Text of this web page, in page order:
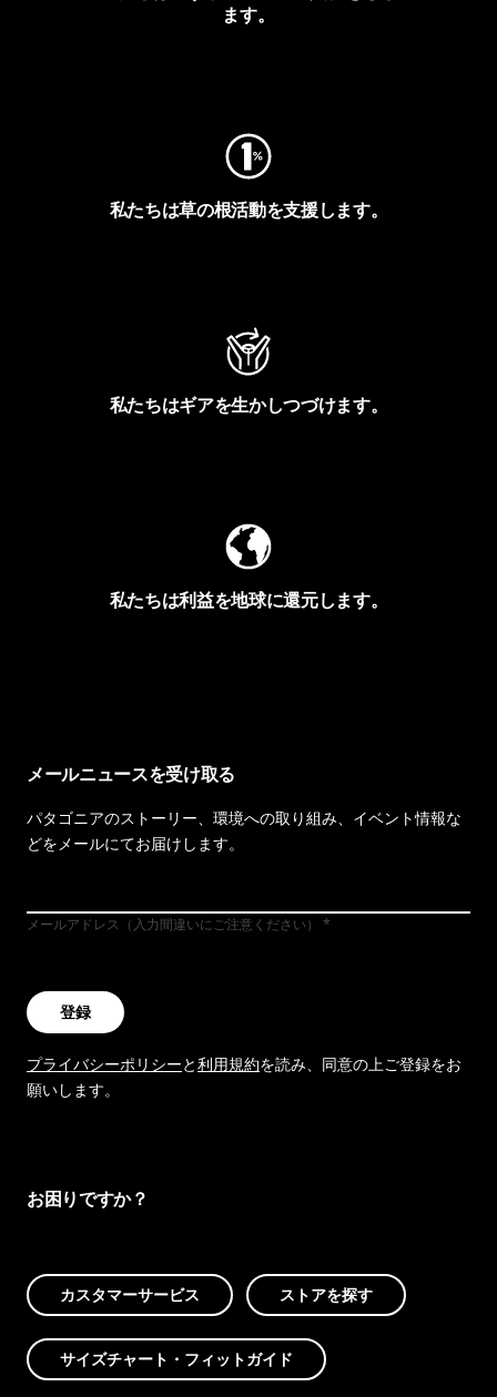
ます。
私たちは草の根活動を支援します。
私たちはギアを生かしつづけます。
私たちは利益を地球に還元します。
メールニュースを受け取る
パタゴニアのストーリー、環境への取り組み、イベント情報な
どをメールにてお届けします。
メールアドレス（入力間違いにご注意ください）
登録
プライバシーポリシーと利用規約を読み、同意の上ご登録をお
願いします。
お困りですか？
カスタマーサービス ストアを探す
サイズチャート・フィットガイド